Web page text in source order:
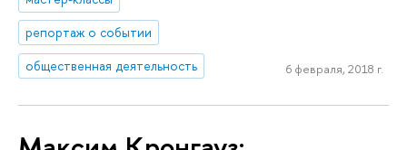
репортаж о событии
общественная деятельность
6 февраля, 2018 г.